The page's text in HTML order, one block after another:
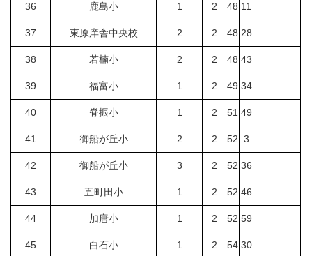
36 鹿島小 1 2 48 11
37 東原庠舎中央校 2 2 48 28
38 若楠小 2 2 48 43
39 福富小 1 2 49 34
40 脊振小 1 2 51 49
41 御船が丘小 2 2 52 3
42 御船が丘小 3 2 52 36
43 五町田小 1 2 52 46
44 加唐小 1 2 52 59
45 白石小 1 2 54 30